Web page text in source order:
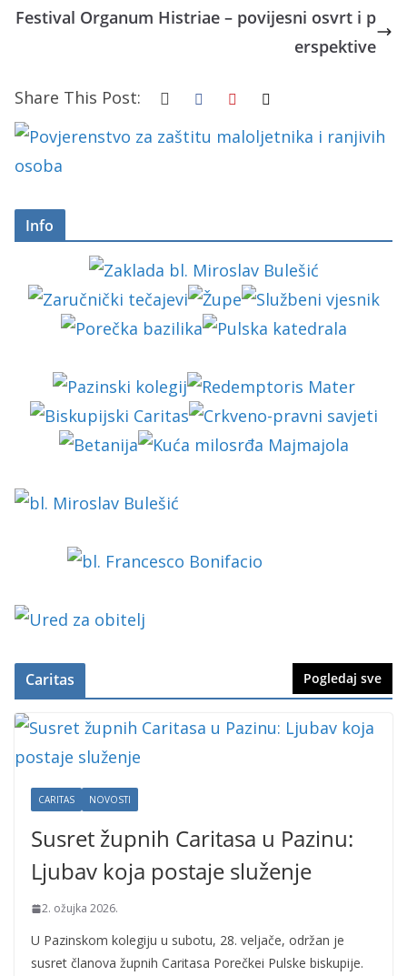
Festival Organum Histriae – povijesni osvrt i p
erspektive
Share This Post:
Info
Caritas Pogledaj sve
CARITAS NOVOSTI
Susret župnih Caritasa u Pazinu:
Ljubav koja postaje služenje
2. ožujka 2026.
U Pazinskom kolegiju u subotu, 28. veljače, održan je
susret članova župnih Caritasa Porečkei Pulske biskupije.